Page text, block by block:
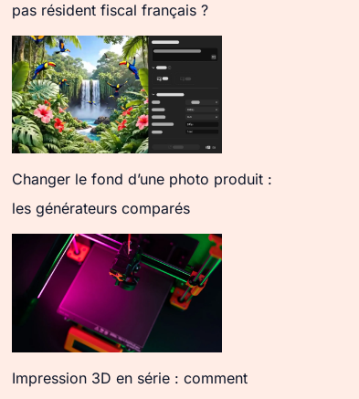
pas résident fiscal français ?
Changer le fond d’une photo produit :
les générateurs comparés
Impression 3D en série : comment